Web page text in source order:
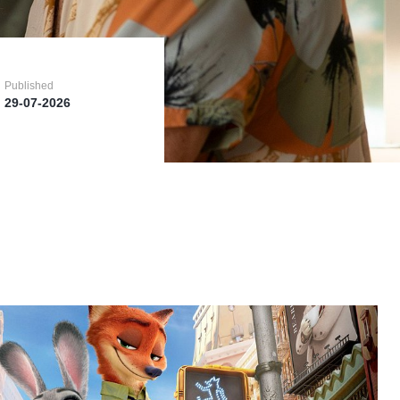
Published
29-07-2026
Published
29-07-2026
Published
29-07-2026